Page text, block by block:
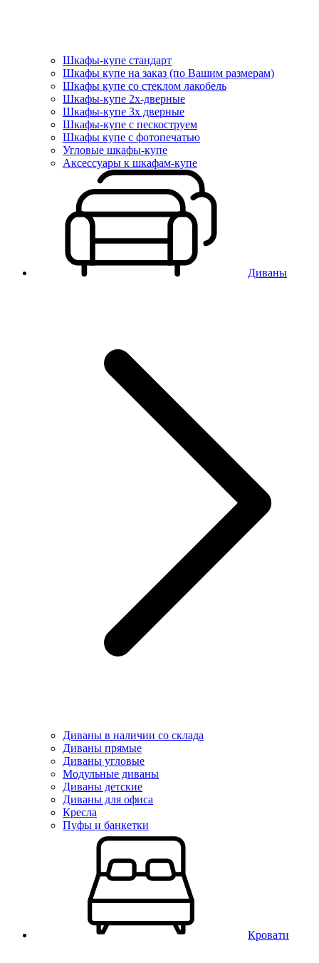
Шкафы-купе стандарт
Шкафы купе на заказ (по Вашим размерам)
Шкафы купе со стеклом лакобель
Шкафы-купе 2х-дверные
Шкафы-купе 3х дверные
Шкафы-купе с пескоструем
Шкафы купе с фотопечатью
Угловые шкафы-купе
Аксессуары к шкафам-купе
Диваны
Диваны в наличии со склада
Диваны прямые
Диваны угловые
Модульные диваны
Диваны детские
Диваны для офиса
Кресла
Пуфы и банкетки
Кровати